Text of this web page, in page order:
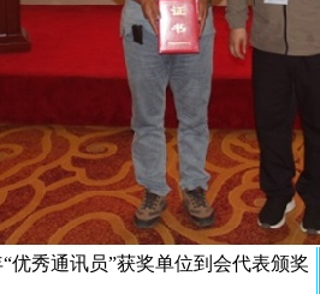
优秀通讯员”获奖单位到会代表颁奖